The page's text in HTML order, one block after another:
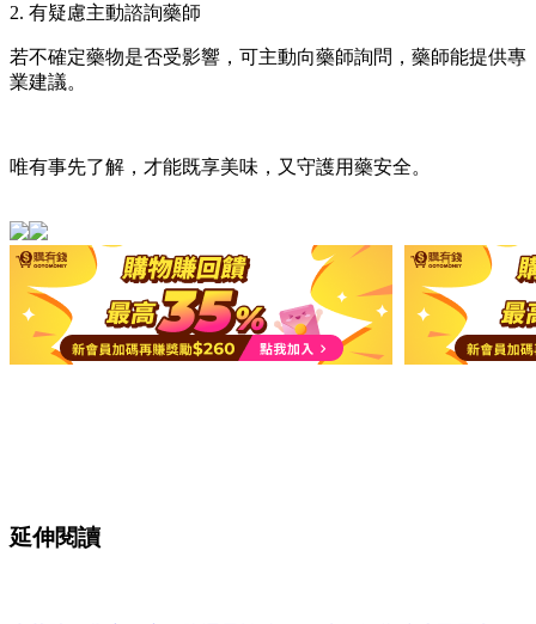
2. 有疑慮主動諮詢藥師
若不確定藥物是否受影響，可主動向藥師詢問，藥師能提供專
業建議。
唯有事先了解，才能既享美味，又守護用藥安全。
延伸閱讀